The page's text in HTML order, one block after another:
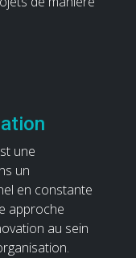
une
un
en constante
approche
au sein